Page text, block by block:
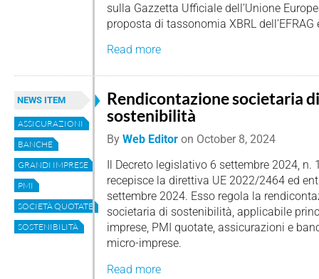
sulla Gazzetta Ufficiale dell’Unione
proposta di tassonomia XBRL dell’EFRAG
Read more
NEWS ITEM
ASSICURAZIONI
BANCHE
GRANDI IMPRESE
PMI
SOCIETÀ QUOTATE
SOSTENIBILITÀ
Rendicontazione societaria di
sostenibilità
By Web Editor on October 8, 2024
Il Decreto legislativo 6 settembre 2024, n.
recepisce la direttiva UE 2022/2464 ed
settembre 2024. Esso regola la
societaria di sostenibilità, applicabile
imprese, PMI quotate, assicurazioni e
micro-imprese.
Read more